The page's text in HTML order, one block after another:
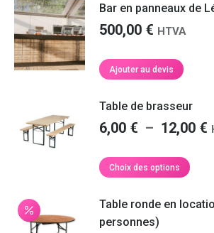
sur
du
Bar en panneaux de
500,00 € HTVA
Ajouter au devis
Table de brasseur
6,00 € – 12,00 €
à
Choix des options
Ce
Table ronde en
personnes)